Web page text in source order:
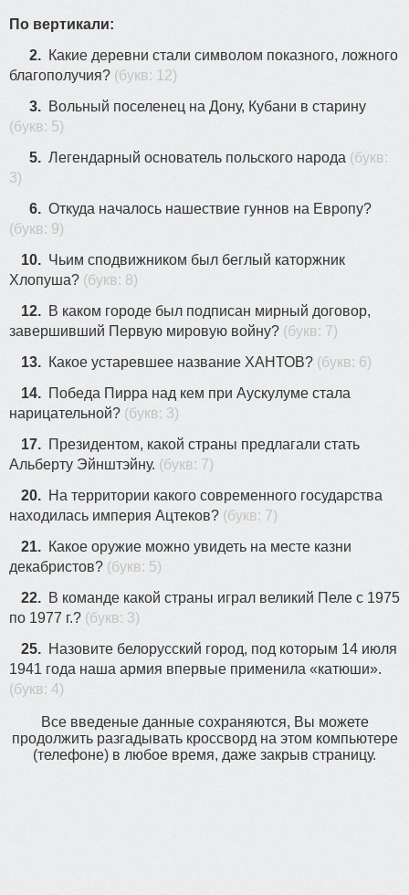
По вертикали:
2. Какие деревни стали символом показного, ложного
благополучия? (букв: 12)
3. Вольный поселенец на Дону, Кубани в старину
(букв: 5)
5. Легендарный основатель польского народа (букв:
3)
6. Откуда началось нашествие гуннов на Европу?
(букв: 9)
10. Чьим сподвижником был беглый каторжник
Хлопуша? (букв: 8)
12. В каком городе был подписан мирный договор,
завершивший Первую мировую войну? (букв: 7)
13. Какое устаревшее название ХАНТОВ? (букв: 6)
14. Победа Пирра над кем при Аускулуме стала
нарицательной? (букв: 3)
17. Президентом, какой страны предлагали стать
Альберту Эйнштэйну. (букв: 7)
20. На территории какого современного государства
находилась империя Ацтеков? (букв: 7)
21. Какое оружие можно увидеть на месте казни
декабристов? (букв: 5)
22. В команде какой страны играл великий Пеле с 1975
по 1977 г.? (букв: 3)
25. Назовите белорусский город, под которым 14 июля
1941 года наша армия впервые применила «катюши».
(букв: 4)
Все введеные данные сохраняются, Вы можете
продолжить разгадывать кроссворд на этом компьютере
(телефоне) в любое время, даже закрыв страницу.